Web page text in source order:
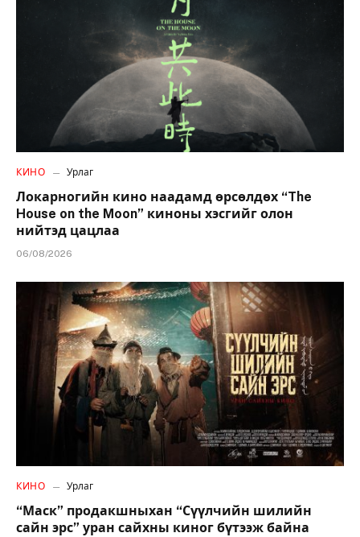
КИНО Урлаг
Локарногийн кино наадамд өрсөлдөх “The
House on the Moon” киноны хэсгийг олон
нийтэд цацлаа
06/08/2026
КИНО Урлаг
“Маск” продакшныхан “Сүүлчийн шилийн
сайн эрс” уран сайхны киног бүтээж байна